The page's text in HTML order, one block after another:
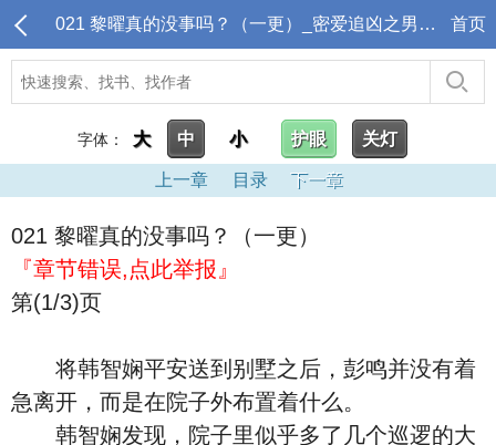
021 黎曜真的没事吗？（一更）_密爱追凶之男神住隔壁 首页
字体： 大 中 小 护眼 关灯
上一章 目录 下一章
021 黎曜真的没事吗？（一更）
『章节错误,点此举报』
第(1/3)页
将韩智娴平安送到别墅之后，彭鸣并没有着
急离开，而是在院子外布置着什么。
韩智娴发现，院子里似乎多了几个巡逻的大